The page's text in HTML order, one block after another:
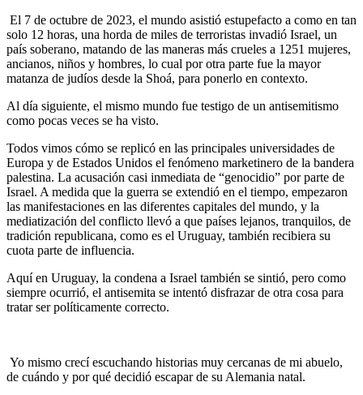
El 7 de octubre de 2023, el mundo asistió estupefacto a como en tan
solo 12 horas, una horda de miles de terroristas invadió Israel, un
país soberano, matando de las maneras más crueles a 1251 mujeres,
ancianos, niños y hombres, lo cual por otra parte fue la mayor
matanza de judíos desde la Shoá, para ponerlo en contexto.
Al día siguiente, el mismo mundo fue testigo de un antisemitismo
como pocas veces se ha visto.
Todos vimos cómo se replicó en las principales universidades de
Europa y de Estados Unidos el fenómeno marketinero de la bandera
palestina. La acusación casi inmediata de “genocidio” por parte de
Israel. A medida que la guerra se extendió en el tiempo, empezaron
las manifestaciones en las diferentes capitales del mundo, y la
mediatización del conflicto llevó a que países lejanos, tranquilos, de
tradición republicana, como es el Uruguay, también recibiera su
cuota parte de influencia.
Aquí en Uruguay, la condena a Israel también se sintió, pero como
siempre ocurrió, el antisemita se intentó disfrazar de otra cosa para
tratar ser políticamente correcto.
Yo mismo crecí escuchando historias muy cercanas de mi abuelo,
de cuándo y por qué decidió escapar de su Alemania natal.